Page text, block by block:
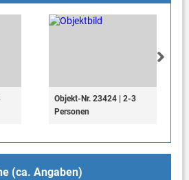
Objekt-Nr. 23424 | 2-3
Personen
(ca. Angaben)